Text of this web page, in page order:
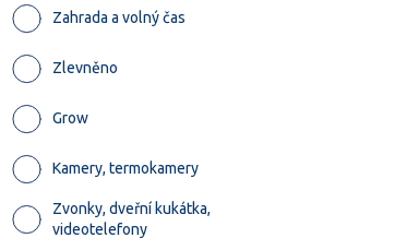
Zahrada a volný čas
Zlevněno
Grow
Kamery, termokamery
Zvonky, dveřní kukátka,
videotelefony